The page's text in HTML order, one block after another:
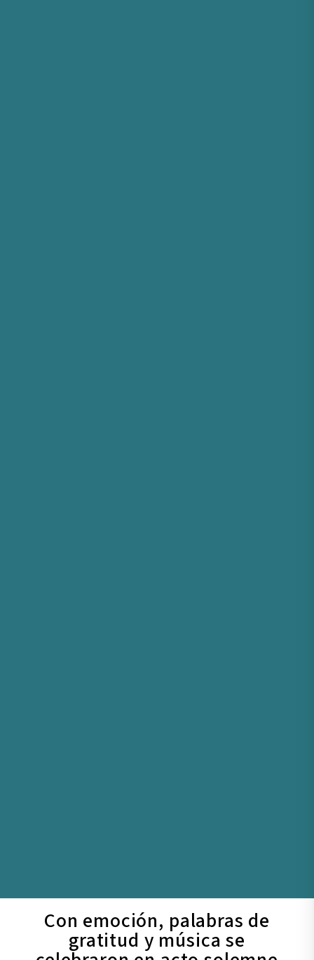
Con emoción, palabras de
gratitud y música se